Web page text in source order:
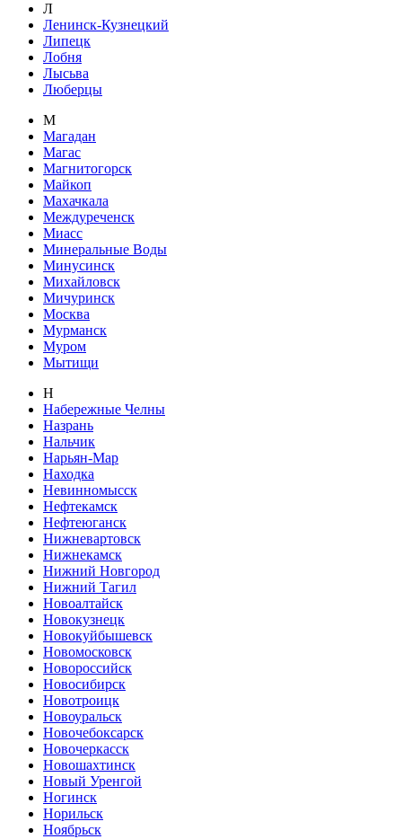
Л
Ленинск-Кузнецкий
Липецк
Лобня
Лысьва
Люберцы
М
Магадан
Магас
Магнитогорск
Майкоп
Махачкала
Междуреченск
Миасс
Минеральные Воды
Минусинск
Михайловск
Мичуринск
Москва
Мурманск
Муром
Мытищи
Н
Набережные Челны
Назрань
Нальчик
Нарьян-Мар
Находка
Невинномысск
Нефтекамск
Нефтеюганск
Нижневартовск
Нижнекамск
Нижний Новгород
Нижний Тагил
Новоалтайск
Новокузнецк
Новокуйбышевск
Новомосковск
Новороссийск
Новосибирск
Новотроицк
Новоуральск
Новочебоксарск
Новочеркасск
Новошахтинск
Новый Уренгой
Ногинск
Норильск
Ноябрьск